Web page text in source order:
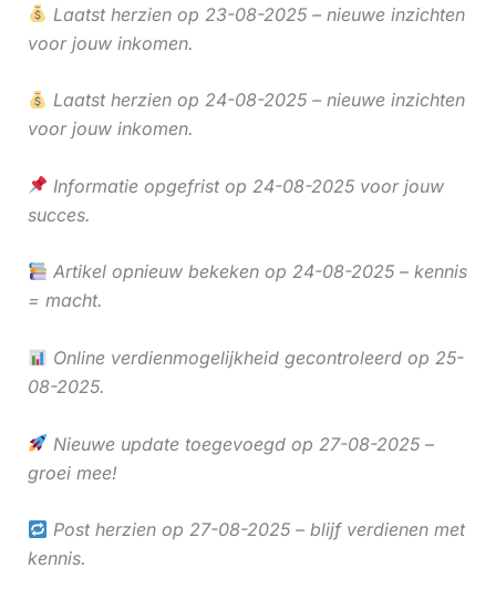
Laatst herzien op 23-08-2025 – nieuwe inzichten
voor jouw inkomen.
Laatst herzien op 24-08-2025 – nieuwe inzichten
voor jouw inkomen.
Informatie opgefrist op 24-08-2025 voor jouw
succes.
Artikel opnieuw bekeken op 24-08-2025 – kennis
= macht.
Online verdienmogelijkheid gecontroleerd op 25-
08-2025.
Nieuwe update toegevoegd op 27-08-2025 –
groei mee!
Post herzien op 27-08-2025 – blijf verdienen met
kennis.